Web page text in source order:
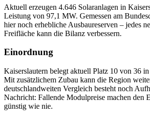
Aktuell erzeugen 4.646 Solaranlagen in
Leistung von 97,1 MW. Gemessen am
hier noch erhebliche Ausbaureserven – jedes
Freifläche kann die Bilanz verbessern.
Einordnung
Kaiserslautern belegt aktuell Platz 10 von 36
Mit zusätzlichem Zubau kann die Region
deutschlandweiten Vergleich besteht noch
Nachricht: Fallende Modulpreise machen den
günstig wie nie.